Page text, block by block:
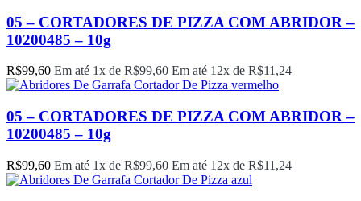
05 – CORTADORES DE PIZZA COM ABRIDOR –
10200485 – 10g
R$99,60 Em até 1x de R$99,60 Em até 12x de R$11,24
05 – CORTADORES DE PIZZA COM ABRIDOR –
10200485 – 10g
R$99,60 Em até 1x de R$99,60 Em até 12x de R$11,24